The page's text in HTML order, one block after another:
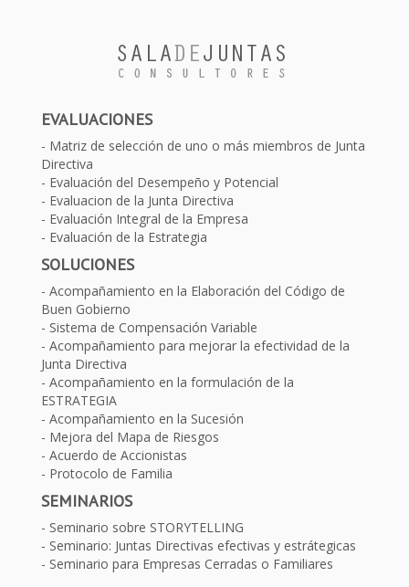
EVALUACIONES
Matriz de selección de uno o más miembros de Junta
Directiva
Evaluación del Desempeño y Potencial
Evaluacion de la Junta Directiva
Evaluación Integral de la Empresa
Evaluación de la Estrategia
SOLUCIONES
Acompañamiento en la Elaboración del Código de
Buen Gobierno
Sistema de Compensación Variable
Acompañamiento para mejorar la efectividad de la
Junta Directiva
Acompañamiento en la formulación de la
ESTRATEGIA
Acompañamiento en la Sucesión
Mejora del Mapa de Riesgos
Acuerdo de Accionistas
Protocolo de Familia
SEMINARIOS
Seminario sobre STORYTELLING
Seminario: Juntas Directivas efectivas y estrátegicas
Seminario para Empresas Cerradas o Familiares